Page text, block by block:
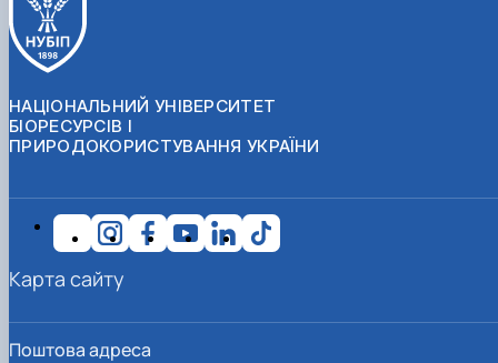
НАЦІОНАЛЬНИЙ УНІВЕРСИТЕТ
БІОРЕСУРСІВ І
ПРИРОДОКОРИСТУВАННЯ УКРАЇНИ
Поштова адреса
Карта сайту